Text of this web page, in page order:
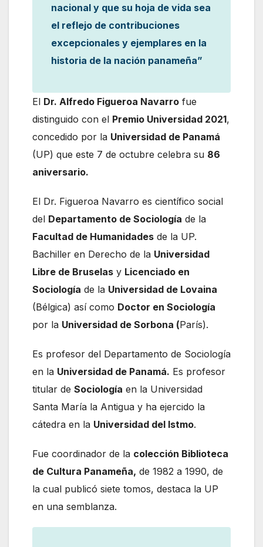
nacional y que su hoja de vida sea
el reflejo de contribuciones
excepcionales y ejemplares en la
historia de la nación panameña”
El Dr. Alfredo Figueroa Navarro fue
distinguido con el Premio Universidad 2021,
concedido por la Universidad de Panamá
(UP) que este 7 de octubre celebra su 86
aniversario.
El Dr. Figueroa Navarro es científico social
del Departamento de Sociología de la
Facultad de Humanidades de la UP.
Bachiller en Derecho de la Universidad
Libre de Bruselas y Licenciado en
Sociología de la Universidad de Lovaina
(Bélgica) así como Doctor en Sociología
por la Universidad de Sorbona (París).
Es profesor del Departamento de Sociología
en la Universidad de Panamá. Es profesor
titular de Sociología en la Universidad
Santa María la Antigua y ha ejercido la
cátedra en la Universidad del Istmo.
Fue coordinador de la colección Biblioteca
de Cultura Panameña, de 1982 a 1990, de
la cual publicó siete tomos, destaca la UP
en una semblanza.